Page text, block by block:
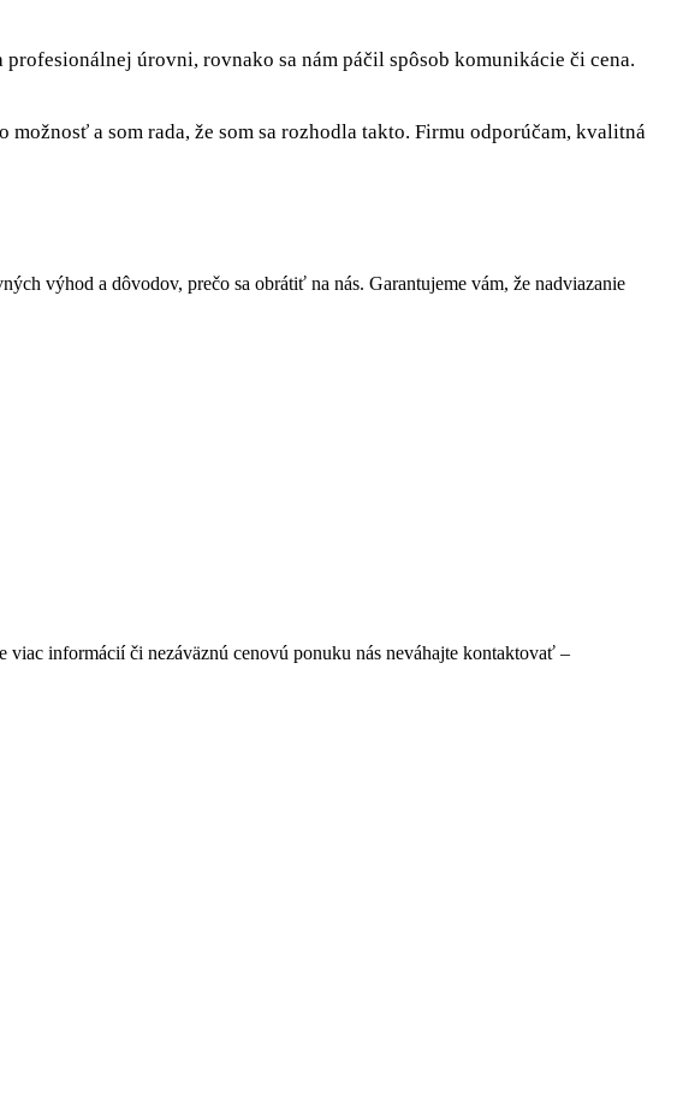
úrovni, rovnako sa nám páčil spôsob komunikácie či cena.
a som rada, že som sa rozhodla takto. Firmu odporúčam, kvalitná
výhod a dôvodov, prečo sa obrátiť na nás. Garantujeme vám, že nadviazanie
informácií či nezáväznú cenovú ponuku nás neváhajte kontaktovať –